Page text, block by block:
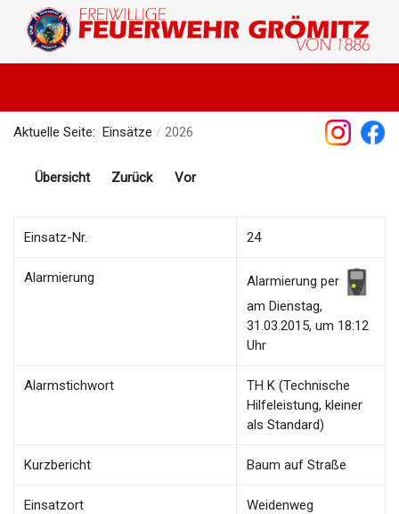
Aktuelle Seite: Einsätze 2026
Übersicht Zurück Vor
Einsatz-Nr. 24
Alarmierung
Alarmierung per
am Dienstag,
31.03.2015, um 18:12
Uhr
Alarmstichwort
TH K (Technische
Hilfeleistung, kleiner
als Standard)
Kurzbericht Baum auf Straße
Einsatzort Weidenweg